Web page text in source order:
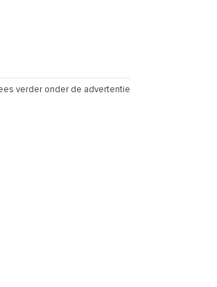
verder onder de advertentie